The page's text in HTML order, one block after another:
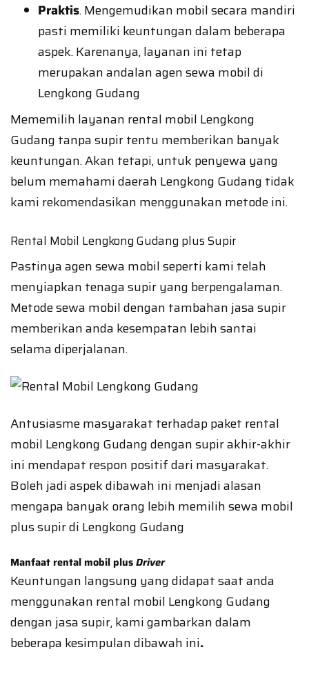
Praktis. Mengemudikan mobil secara mandiri
pasti memiliki keuntungan dalam beberapa
aspek. Karenanya, layanan ini tetap
merupakan andalan agen sewa mobil di
Lengkong Gudang
Mememilih layanan rental mobil Lengkong
Gudang tanpa supir tentu memberikan banyak
keuntungan. Akan tetapi, untuk penyewa yang
belum memahami daerah Lengkong Gudang tidak
kami rekomendasikan menggunakan metode ini.
Rental Mobil Lengkong Gudang plus Supir
Pastinya agen sewa mobil seperti kami telah
menyiapkan tenaga supir yang berpengalaman.
Metode sewa mobil dengan tambahan jasa supir
memberikan anda kesempatan lebih santai
selama diperjalanan.
Antusiasme masyarakat terhadap paket rental
mobil Lengkong Gudang dengan supir akhir-akhir
ini mendapat respon positif dari masyarakat.
Boleh jadi aspek dibawah ini menjadi alasan
mengapa banyak orang lebih memilih sewa mobil
plus supir di Lengkong Gudang
Manfaat rental mobil plusDriver
Keuntungan langsung yang didapat saat anda
menggunakan rental mobil Lengkong Gudang
dengan jasa supir, kami gambarkan dalam
beberapa kesimpulan dibawah ini.